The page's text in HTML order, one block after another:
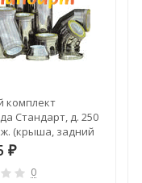
комплект
Стандарт, д. 250
(крыша, задний
₽
0